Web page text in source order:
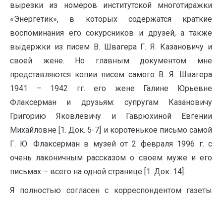
вырезки из номеров институтской многотиражки
«Энергетик», в которых содержатся краткие
воспоминания его сокурсников и друзей, а также
выдержки из писем В. Швагера Г. Я. Казановичу и
своей жене. Но главным документом мне
представляются копии писем самого В. Я. Швагера
1941 – 1942 гг. его жене Галине Юрьевне
Флаксерман и друзьям: супругам Казановичу
Григорию Яковлевичу и Гаврюхиной Евгении
Михайловне [1. Док. 5-7] и коротенькое письмо самой
Г. Ю. Флаксерман в музей от 2 февраля 1996 г. с
очень лаконичным рассказом о своем муже и его
письмах – всего на одной странице [1. Док. 14].
Я полностью согласен с корреспондентом газеты